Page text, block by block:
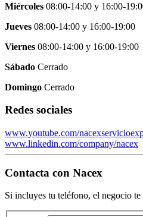
Miércoles 08:00-14:00 y 16:00-
Jueves 08:00-14:00 y 16:00-19:00
Viernes 08:00-14:00 y 16:00-19:00
Sábado Cerrado
Domingo Cerrado
Redes sociales
www.youtube.com/
www.linkedin.com/company/nacex
Contacta con Nacex
Si incluyes tu teléfono, el negocio